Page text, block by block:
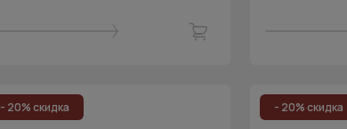
- 20% скидка - 20% скидка